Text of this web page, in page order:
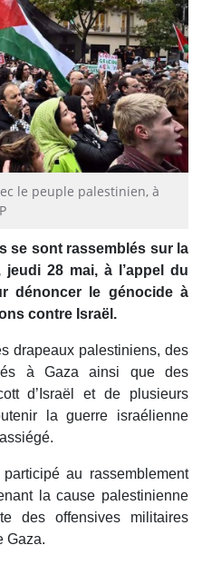
le peuple palestinien, à
se sont rassemblés sur la
jeudi 28 mai, à l’appel du
dénoncer le génocide à
contre Israël.
drapeaux palestiniens, des
à Gaza ainsi que des
d’Israël et de plusieurs
la guerre israélienne
au rassemblement
la cause palestinienne
des offensives militaires
Gaza.